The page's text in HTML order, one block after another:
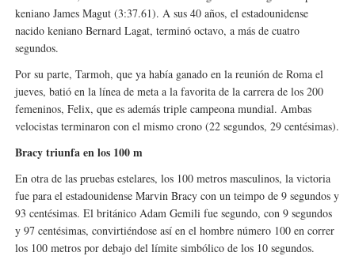
keniano James Magut (3:37.61). A sus 40 años, el estadounidense
nacido keniano Bernard Lagat, terminó octavo, a más de cuatro
segundos.
Por su parte, Tarmoh, que ya había ganado en la reunión de Roma el
jueves, batió en la línea de meta a la favorita de la carrera de los 200
femeninos, Felix, que es además triple campeona mundial. Ambas
velocistas terminaron con el mismo crono (22 segundos, 29 centésimas).
Bracy triunfa en los 100 m
En otra de las pruebas estelares, los 100 metros masculinos, la victoria
fue para el estadounidense Marvin Bracy con un teimpo de 9 segundos y
93 centésimas. El británico Adam Gemili fue segundo, con 9 segundos
y 97 centésimas, convirtiéndose así en el hombre número 100 en correr
los 100 metros por debajo del límite simbólico de los 10 segundos.